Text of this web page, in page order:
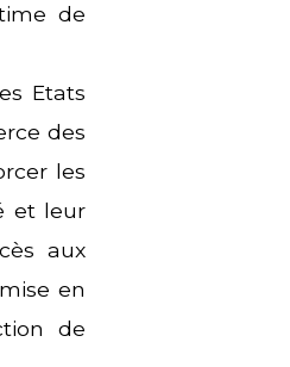
de
Etats
des
les
et leur
aux
en
de